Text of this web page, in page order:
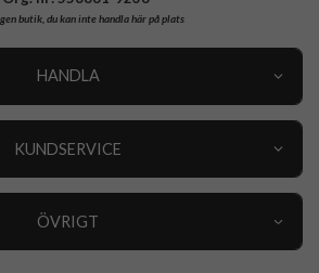
butik, du kan inte handla här på plats
HANDLA
KUNDSERVICE
ÖVRIGT